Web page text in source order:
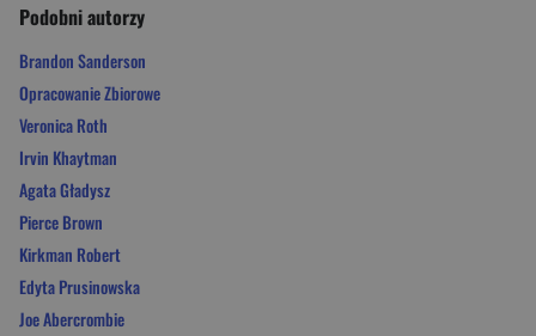
Podobni autorzy
Brandon Sanderson
Opracowanie Zbiorowe
Veronica Roth
Irvin Khaytman
Agata Gładysz
Pierce Brown
Kirkman Robert
Edyta Prusinowska
Joe Abercrombie